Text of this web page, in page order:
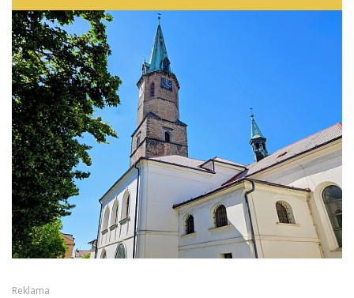
Reklama